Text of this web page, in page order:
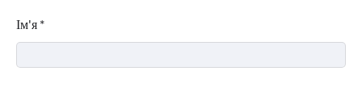
Ім'я *